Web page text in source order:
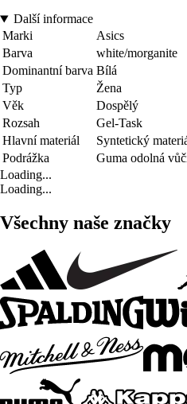
Další informace
Marki
Asics
Barva
white/morganite
Dominantní barva Bílá
Typ
Žena
Věk
Dospělý
Rozsah
Gel-Task
Hlavní materiál
Syntetický
Podrážka
Guma odolná
Loading...
Loading...
Všechny naše značky